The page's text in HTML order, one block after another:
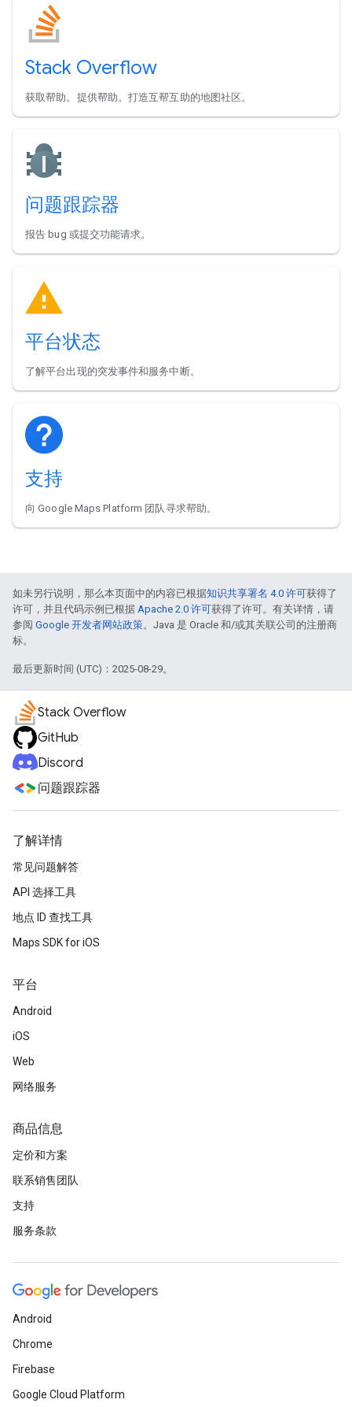
Stack Overflow
获取帮助。提供帮助。打造互帮互助的地图社区。
问题跟踪器
报告 bug 或提交功能请求。
平台状态
了解平台出现的突发事件和服务中断。
支持
向 Google Maps Platform 团队寻求帮助。
如未另行说明，那么本页面中的内容已根据知识共享署名 4.0 许可获得了
许可，并且代码示例已根据 Apache 2.0 许可获得了许可。有关详情，请
参阅 Google 开发者网站政策。Java 是 Oracle 和/或其关联公司的注册商
标。
最后更新时间 (UTC)：2025-08-29。
Stack Overflow
GitHub
Discord
问题跟踪器
了解详情
常见问题解答
API 选择工具
地点 ID 查找工具
Maps SDK for iOS
平台
Android
iOS
Web
网络服务
商品信息
定价和方案
联系销售团队
支持
服务条款
Android
Chrome
Firebase
Google Cloud Platform